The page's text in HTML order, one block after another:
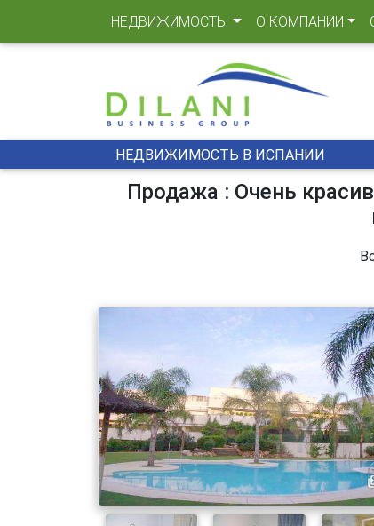
НЕДВИЖИМОСТЬ (CURRENT)
О КОМПАНИИ
НЕДВИЖИМОСТЬ В ИСПАНИИ
Продажа : Очень